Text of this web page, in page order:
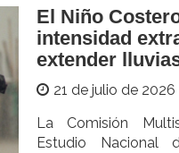
El Niño
intensidad
extender
21 de julio de 2026
La Comisión
Estudio Nacional